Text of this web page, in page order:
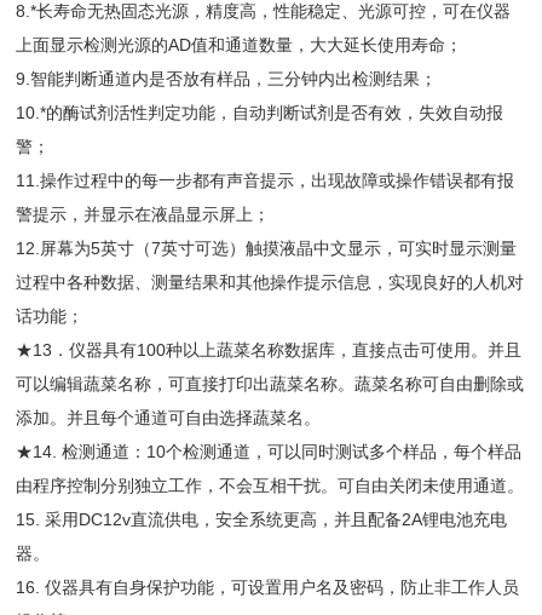
8.*长寿命无热固态光源，精度高，性能稳定、光源可控，可在仪器
上面显示检测光源的AD值和通道数量，大大延长使用寿命；
9.智能判断通道内是否放有样品，三分钟内出检测结果；
10.*的酶试剂活性判定功能，自动判断试剂是否有效，失效自动报
警；
11.操作过程中的每一步都有声音提示，出现故障或操作错误都有报
警提示，并显示在液晶显示屏上；
12.屏幕为5英寸（7英寸可选）触摸液晶中文显示，可实时显示测量
过程中各种数据、测量结果和其他操作提示信息，实现良好的人机对
话功能；
★13．仪器具有100种以上蔬菜名称数据库，直接点击可使用。并且
可以编辑蔬菜名称，可直接打印出蔬菜名称。蔬菜名称可自由删除或
添加。并且每个通道可自由选择蔬菜名。
★14. 检测通道：10个检测通道，可以同时测试多个样品，每个样品
由程序控制分别独立工作，不会互相干扰。可自由关闭未使用通道。
15. 采用DC12v直流供电，安全系统更高，并且配备2A锂电池充电
器。
16. 仪器具有自身保护功能，可设置用户名及密码，防止非工作人员